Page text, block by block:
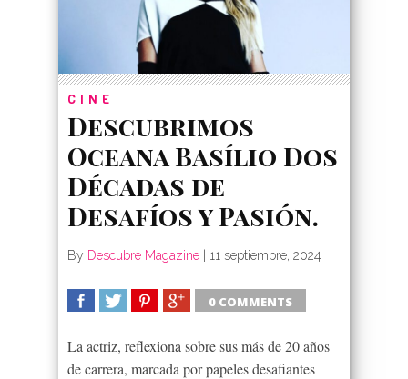
CINE
Descubrimos
Oceana Basílio Dos
Décadas de
Desafíos y Pasión.
By Descubre Magazine 11 septiembre, 2024
0 COMMENTS
La actriz, reflexiona sobre sus más de 20 años
de carrera, marcada por papeles desafiantes